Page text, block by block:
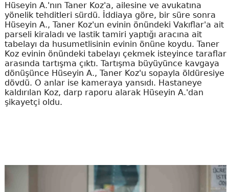
Hüseyin A.'nın Taner Koz'a, ailesine ve avukatına
yönelik tehditleri sürdü. İddiaya göre, bir süre sonra
Hüseyin A., Taner Koz'un evinin önündeki Vakıflar'a ait
parseli kiraladı ve lastik tamiri yaptığı aracına ait
tabelayı da husumetlisinin evinin önüne koydu. Taner
Koz evinin önündeki tabelayı çekmek isteyince taraflar
arasında tartışma çıktı. Tartışma büyüyünce kavgaya
dönüşünce Hüseyin A., Taner Koz'u sopayla öldüresiye
dövdü. O anlar ise kameraya yansıdı. Hastaneye
kaldırılan Koz, darp raporu alarak Hüseyin A.'dan
şikayetçi oldu.